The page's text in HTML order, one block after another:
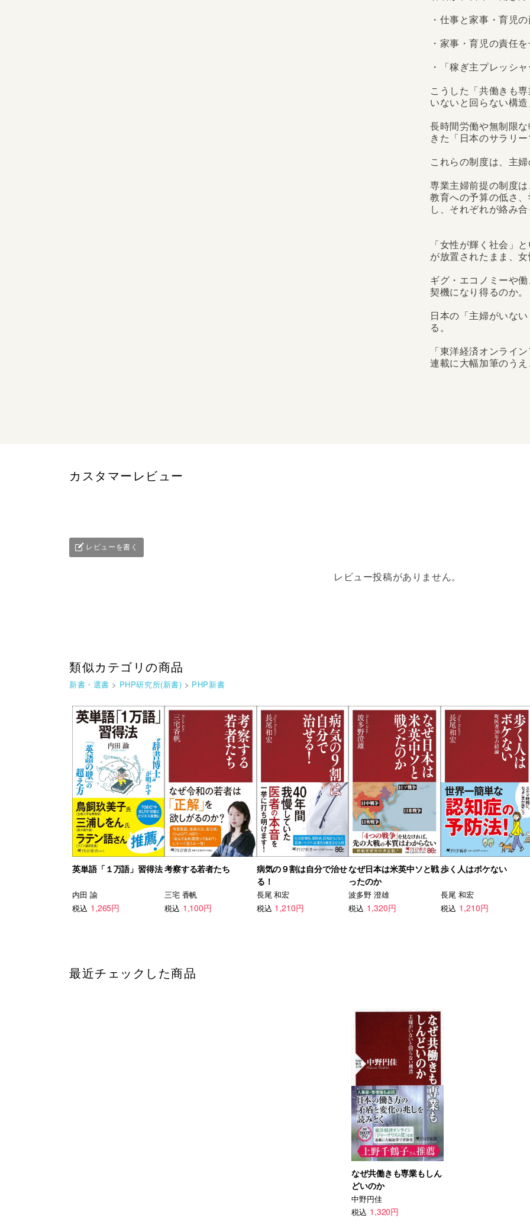
・仕事と家事・育児
・家事・育児の責任
・「稼ぎ主プレッシ
こうした「共働きも
いないと回らない構造
長時間労働や無制限
きた「日本のサラリー
これらの制度は、主
専業主婦前提の制度
教育への予算の低さ
し、それぞれが絡み
「女性が輝く社会」
が放置されたまま、
ギグ・エコノミーや
契機になり得るのか。
日本の「主婦がいな
る。
「東洋経済オンライ
連載に大幅加筆のうえ
カスタマーレビュー
レビューを書く
レビュー投稿がありません。
類似カテゴリの商品
新書・選書 > PHP研究所(新書) > PHP新書
英単語「１万語」習得法
内田 諭
税込 1,265円
考察する若者たち
三宅 香帆
税込 1,100円
病気の９割は自分で治せ
る！
長尾 和宏
税込 1,210円
なぜ日本は米英中ソと戦
ったのか
波多野 澄雄
税込 1,320円
歩く人はボケない
長尾 和宏
税込 1,210円
最近チェックした商品
なぜ共働きも専業もしん
どいのか
中野円佳
税込 1,320円